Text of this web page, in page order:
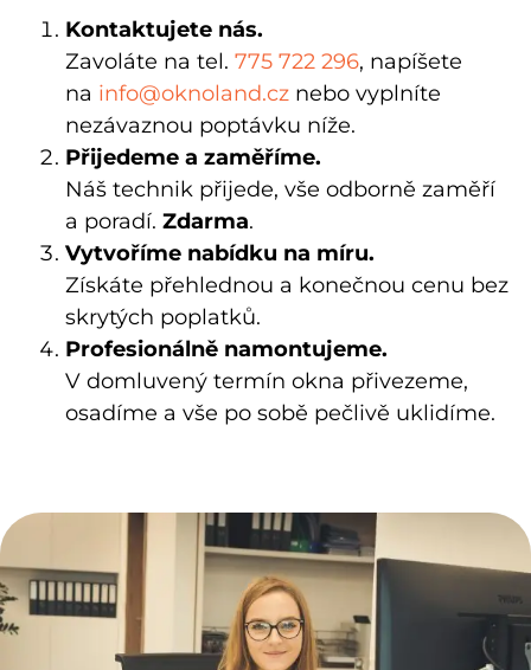
Kontaktujete nás.
Zavoláte na tel. 775 722 296, napíšete
na info@oknoland.cz nebo vyplníte
nezávaznou poptávku níže.
Přijedeme a zaměříme.
Náš technik přijede, vše odborně zaměří
a poradí. Zdarma.
Vytvoříme nabídku na míru.
Získáte přehlednou a konečnou cenu bez
skrytých poplatků.
Profesionálně namontujeme.
V domluvený termín okna přivezeme,
osadíme a vše po sobě pečlivě uklidíme.